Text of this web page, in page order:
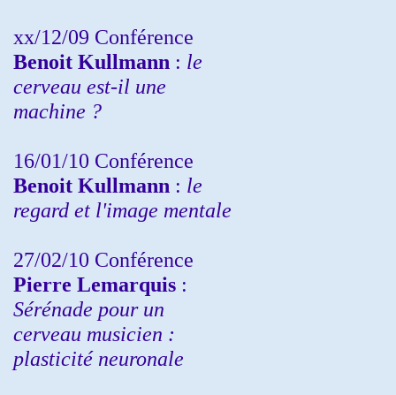
xx/12/09 Conférence
Benoit Kullmann : le
cerveau est-il une
machine ?
16/01/10 Conférence
Benoit Kullmann : le
regard et l'image mentale
27/02/10 Conférence
Pierre Lemarquis :
Sérénade pour un
cerveau musicien :
plasticité neuronale